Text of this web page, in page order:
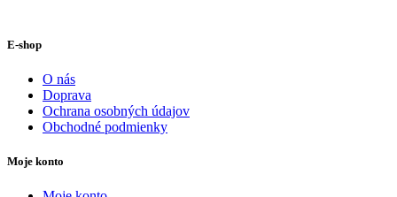
E-shop
O nás
Doprava
Ochrana osobných údajov
Obchodné podmienky
Moje konto